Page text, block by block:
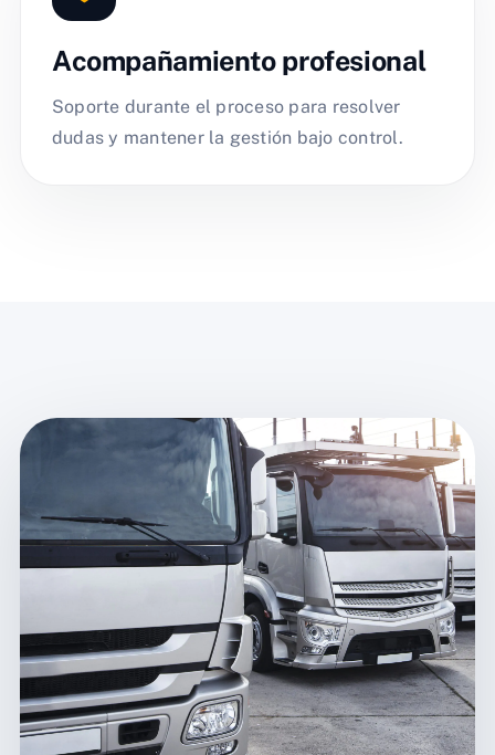
Acompañamiento profesional
Soporte durante el proceso para resolver
dudas y mantener la gestión bajo control.